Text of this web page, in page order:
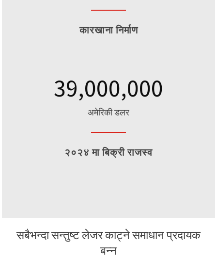
कारखाना निर्माण
39,000,000
अमेरिकी डलर
२०२४ मा बिक्री राजस्व
सबैभन्दा सन्तुष्ट लेजर काट्ने समाधान प्रदायक
बन्न